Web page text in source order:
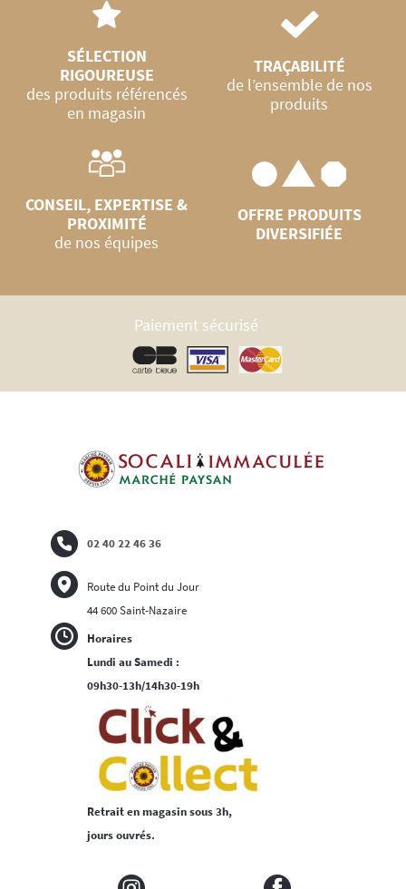
SÉLECTION
RIGOUREUSE
des produits référencés
en magasin
TRAÇABILITÉ
de l’ensemble de nos
produits
CONSEIL, EXPERTISE &
PROXIMITÉ
de nos équipes
OFFRE PRODUITS
DIVERSIFIÉE
Paiement sécurisé
Horaires
Lundi au Samedi :
09h30-13h/14h30-19h
Retrait en magasin sous 3h,
jours ouvrés.
02 40 22 46 36
Route du Point du Jour
44 600 Saint-Nazaire